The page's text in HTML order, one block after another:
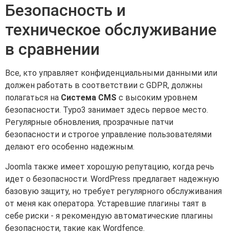
Безопасность и
техническое обслуживание
в сравнении
Все, кто управляет конфиденциальными данными или
должен работать в соответствии с GDPR, должны
полагаться на Система CMS с высоким уровнем
безопасности. Typo3 занимает здесь первое место.
Регулярные обновления, прозрачные патчи
безопасности и строгое управление пользователями
делают его особенно надежным.
Joomla также имеет хорошую репутацию, когда речь
идет о безопасности. WordPress предлагает надежную
базовую защиту, но требует регулярного обслуживания
от меня как оператора. Устаревшие плагины таят в
себе риски - я рекомендую автоматические плагины
безопасности, такие как Wordfence.